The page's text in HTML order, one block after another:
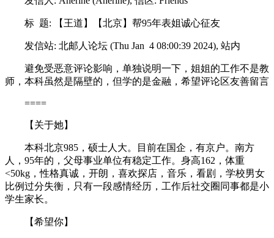
标 题: 【王道】【北京】帮95年表姐诚心征友
发信站: 北邮人论坛 (Thu Jan 4 08:00:39 2024), 站内
避免受恶意评论影响，单独说明一下，姐姐的工作不是教
师，本科虽然是隔壁的，但学的是金融，希望评论区友善留言
====
【关于她】
本科北京985，硕士人大。目前在国企，有京户。南方
人，95年的，父母事业单位有稳定工作。身高162，体重
<50kg，性格真诚，开朗，喜欢探店，音乐，看剧，学校男女
比例过分失衡，只有一段感情经历，工作后社交圈同事都是小
学生家长。
【希望你】